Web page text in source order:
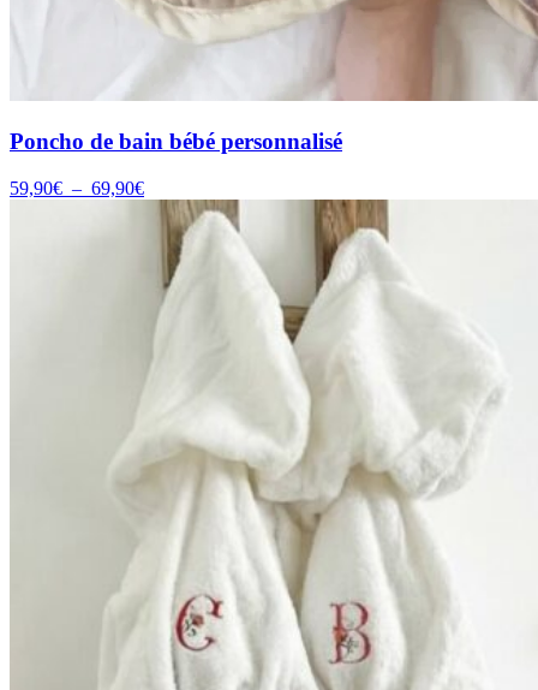
Poncho de bain bébé personnalisé
59,90€ – 69,90€Plage
prix :
59,90€
69,90€